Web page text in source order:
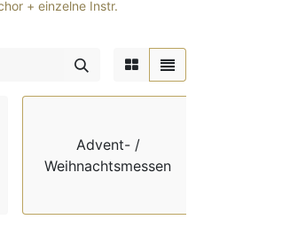
+ einzelne Instr.
Advent- /
Weihnachtsmessen